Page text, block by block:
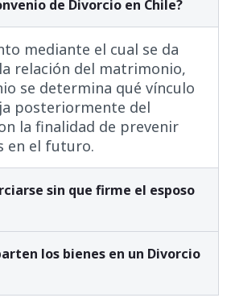
de Divorcio en Chile?
mediante el cual se da
relación del matrimonio,
se determina qué vínculo
posteriormente del
la finalidad de prevenir
en el futuro.
sin que firme el esposo
los bienes en un Divorcio